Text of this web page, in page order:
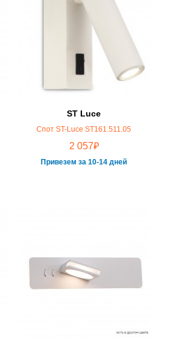
ST Luce
Спот ST-Luce ST161.511.05
2 057₽
Привезем за 10-14 дней